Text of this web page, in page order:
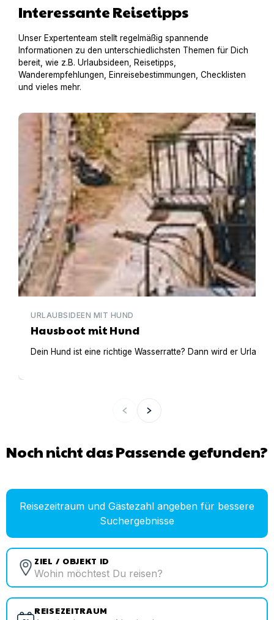
Interessante Reisetipps
Unser Expertenteam stellt regelmäßig spannende
Informationen zu den unterschiedlichsten Themen für Dich
bereit, wie z.B. Urlaubsideen, Reisetipps,
Wanderempfehlungen, Einreisebestimmungen, Checklisten
und vieles mehr.
Hausboot mit Hund
URLAUBSIDEEN MIT HUND
Hausboot mit Hund
Dein Hund ist eine richtige Wasserratte? Dann wird er
Noch nicht das Passende gefunden?
Reisezeitraum und Gästezahl angeben für bessere
Suchergebnisse
ZIEL / OBJEKT ID
REISEZEITRAUM